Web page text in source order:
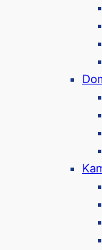
Urlaub in
Urlaub in
Urlaub in
Urlaub in Breskens
Urlaub in
Urlaub am